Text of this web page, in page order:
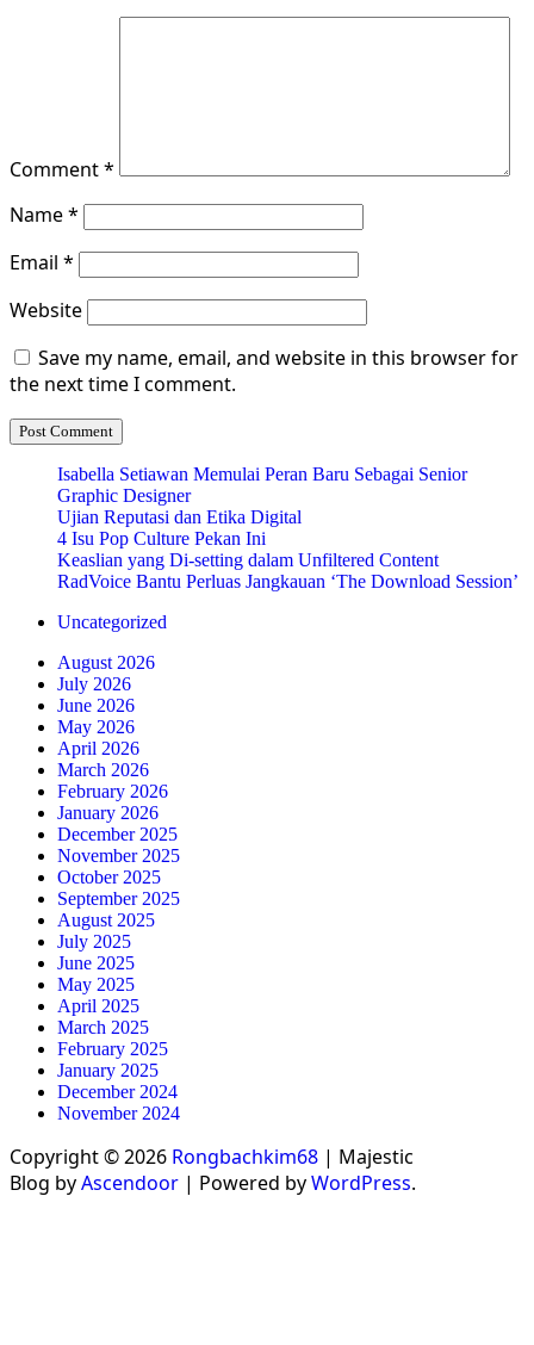
Comment*
Name*
Email *
Website
Save my name, email, and website in this browser for
the next time I comment.
Isabella Setiawan Memulai Peran Baru Sebagai Senior
Graphic Designer
Ujian Reputasi dan Etika Digital
4 Isu Pop Culture Pekan Ini
Keaslian yang Di-setting dalam Unfiltered Content
RadVoice Bantu Perluas Jangkauan ‘The Download Session’
Uncategorized
August 2026
July 2026
June 2026
May 2026
April 2026
March 2026
February 2026
January 2026
December 2025
November 2025
October 2025
September 2025
August 2025
July 2025
June 2025
May 2025
April 2025
March 2025
February 2025
January 2025
December 2024
November 2024
Copyright © 2026 Rongbachkim68 | Majestic
Blog byAscendoor | Powered byWordPress.